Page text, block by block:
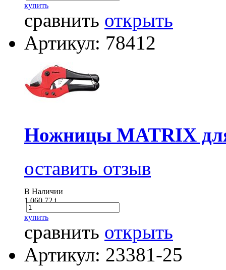
купить
сравнить открыть
Артикул: 78412
Ножницы MATRIX
оставить отзыв
В Наличии
1 060.72i
купить
сравнить открыть
Артикул: 23381-25